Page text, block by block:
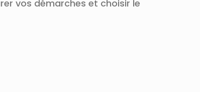
vos démarches et choisir le